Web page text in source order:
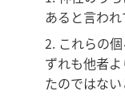
あると言われ
2. これらの
ずれも他者
たのではない